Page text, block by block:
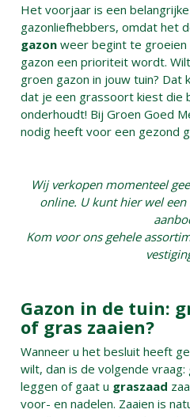
Het voorjaar is een
gazonliefhebbers, omdat het
gazonweer begint te groeien
gazon een prioriteit wordt.
groen gazon in jouw tuin? Dat
dat je een grassoort kiest die
onderhoudt! Bij Groen Goed
nodig heeft voor een gezond
Wij verkopen momenteel
online. U kunt hier wel
Kom voor ons gehele
Gazon in de tuin:
of gras zaaien?
Wanneer u het besluit heeft
wilt, dan is de volgende vraag:
leggen of gaat u graszaad
voor- en nadelen. Zaaien is